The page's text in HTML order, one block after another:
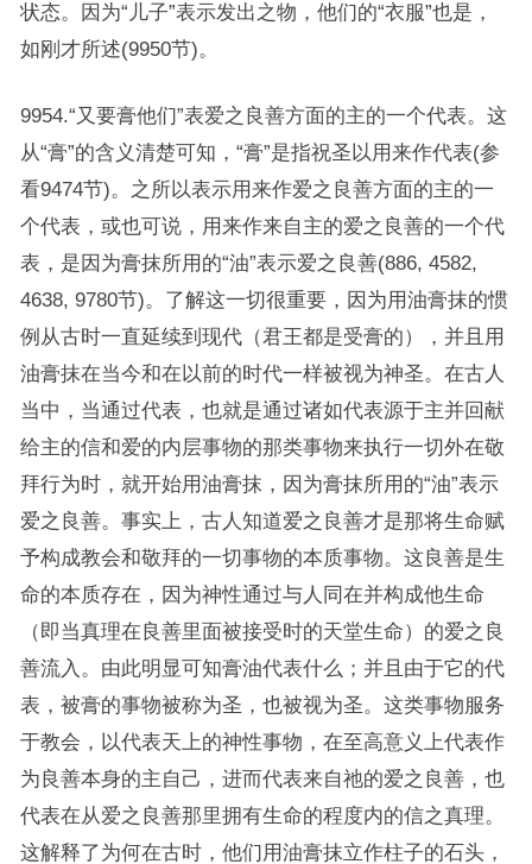
状态。因为“儿子”表示发出之物，他们的“衣服”也是，
如刚才所述(9950节)。
9954.“又要膏他们”表爱之良善方面的主的一个代表。这
从“膏”的含义清楚可知，“膏”是指祝圣以用来作代表(参
看9474节)。之所以表示用来作爱之良善方面的主的一
个代表，或也可说，用来作来自主的爱之良善的一个代
表，是因为膏抹所用的“油”表示爱之良善(886, 4582,
4638, 9780节)。了解这一切很重要，因为用油膏抹的惯
例从古时一直延续到现代（君王都是受膏的），并且用
油膏抹在当今和在以前的时代一样被视为神圣。在古人
当中，当通过代表，也就是通过诸如代表源于主并回献
给主的信和爱的内层事物的那类事物来执行一切外在敬
拜行为时，就开始用油膏抹，因为膏抹所用的“油”表示
爱之良善。事实上，古人知道爱之良善才是那将生命赋
予构成教会和敬拜的一切事物的本质事物。这良善是生
命的本质存在，因为神性通过与人同在并构成他生命
（即当真理在良善里面被接受时的天堂生命）的爱之良
善流入。由此明显可知膏油代表什么；并且由于它的代
表，被膏的事物被称为圣，也被视为圣。这类事物服务
于教会，以代表天上的神性事物，在至高意义上代表作
为良善本身的主自己，进而代表来自祂的爱之良善，也
代表在从爱之良善那里拥有生命的程度内的信之真理。
这解释了为何在古时，他们用油膏抹立作柱子的石头，